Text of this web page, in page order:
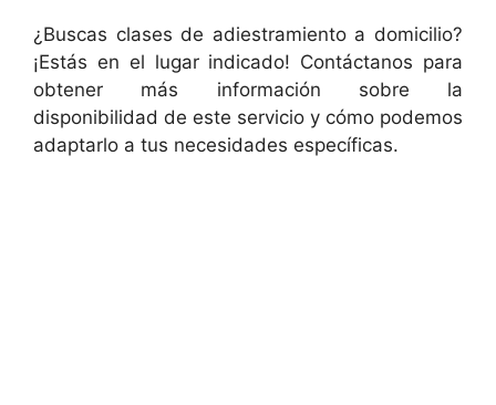
¿Buscas clases de adiestramiento a domicilio?
¡Estás en el lugar indicado! Contáctanos para
obtener más información sobre la
disponibilidad de este servicio y cómo podemos
adaptarlo a tus necesidades específicas.